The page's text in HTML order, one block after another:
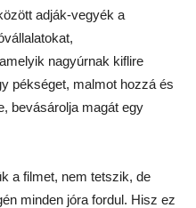
adják-vegyék a
nagyúrnak kiflire
pékséget, malmot hozzá és
bevásárolja magát egy
a filmet, nem tetszik, de
minden jóra fordul. Hisz ez